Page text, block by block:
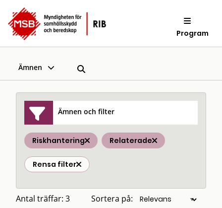
Program
Ämnen
Ämnen och filter
Riskhantering Relaterade
Rensa filter
Antal träffar: 3 Sortera på: